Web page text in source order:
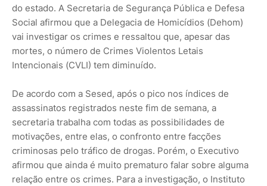
do estado. A Secretaria de Segurança Pública e Defesa
Social afirmou que a Delegacia de Homicídios (Dehom)
vai investigar os crimes e ressaltou que, apesar das
mortes, o número de Crimes Violentos Letais
Intencionais (CVLI) tem diminuído.
De acordo com a Sesed, após o pico nos índices de
assassinatos registrados neste fim de semana, a
secretaria trabalha com todas as possibilidades de
motivações, entre elas, o confronto entre facções
criminosas pelo tráfico de drogas. Porém, o Executivo
afirmou que ainda é muito prematuro falar sobre alguma
relação entre os crimes. Para a investigação, o Instituto